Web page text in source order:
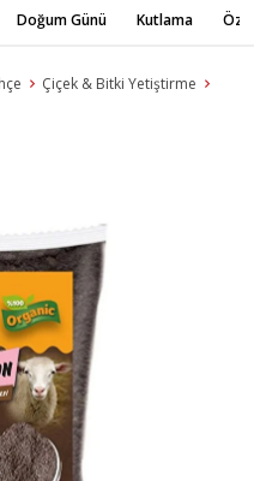
Doğum Günü Kutlama
Çiçek & Bitki Yetiştirme